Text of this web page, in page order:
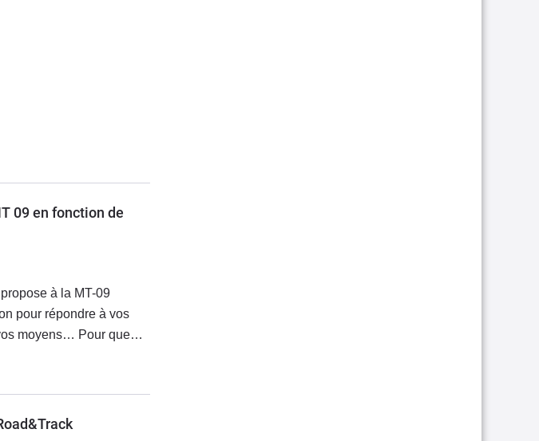
09 en fonction de
à la MT-09
pour répondre à vos
moyens… Pour que